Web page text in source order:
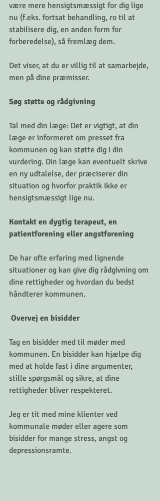
være mere hensigtsmæssigt for dig lige
nu (f.eks. fortsat behandling, ro til at
stabilisere dig, en anden form for
forberedelse), så fremlæg dem.
Det viser, at du er villig til at samarbejde,
men på dine præmisser.
Søg støtte og rådgivning
Tal med din læge: Det er vigtigt, at din
læge er informeret om presset fra
kommunen og kan støtte dig i din
vurdering. Din læge kan eventuelt skrive
en ny udtalelse, der præciserer din
situation og hvorfor praktik ikke er
hensigtsmæssigt lige nu.
Kontakt en dygtig terapeut, en
patientforening eller angstforening
De har ofte erfaring med lignende
situationer og kan give dig rådgivning om
dine rettigheder og hvordan du bedst
håndterer kommunen.
Overvej en bisidder
Tag en bisidder med til møder med
kommunen. En bisidder kan hjælpe dig
med at holde fast i dine argumenter,
stille spørgsmål og sikre, at dine
rettigheder bliver respekteret.
Jeg er tit med mine klienter ved
kommunale møder eller agere som
bisidder for mange stress, angst og
depressionsramte.